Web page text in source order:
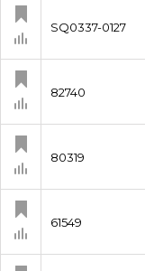
SQ0337-0127
82740
80319
61549